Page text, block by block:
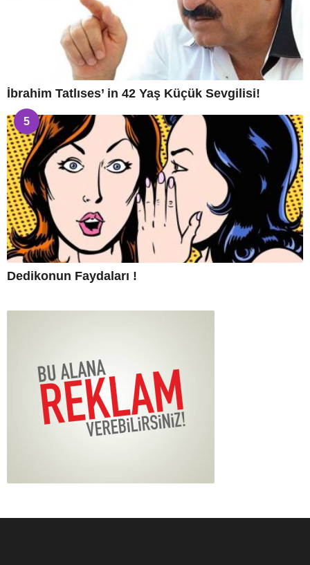
İbrahim Tatlıses’ in 42 Yaş Küçük Sevgilisi!
5
Dedikonun Faydaları !